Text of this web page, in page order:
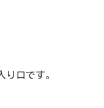
り口です。